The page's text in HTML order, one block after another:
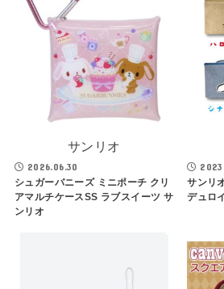
サンリオ
2026.06.30
シュガーバニーズ ミニポーチ クリ
アマルチケースSS ラブスイーツ サ
ンリオ
サンリ
デュロ